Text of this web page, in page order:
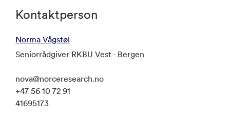
Kontaktperson
Norma Vågstøl
Seniorrådgiver RKBU Vest - Bergen
nova@norceresearch.no
+47 56 10 72 91
41695173